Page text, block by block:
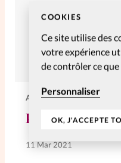
COOKIES
Ce site utilise des
votre expérience
de contrôler ce
Personnaliser
OK, J'ACCEPTE
ACTUS AU FÉMININ
PEOPLE
11 Mar 2021